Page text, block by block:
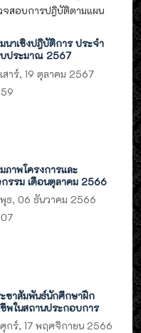
จสอบการปฎิบัติตามแผน
นาเชิงปฎิบัติการ ประจำ
ประมาณ 2567
สาร์, 19 ตุลาคม 2567
ภาพโครงการและ
รรม เดือนตุลาคม 2566
ธ, 06 ธันวาคม 2566
ชาสัมพันธ์นักศึกษาฝึก
พในสถานประกอบการ
กร์, 17 พฤศจิกายน 2566